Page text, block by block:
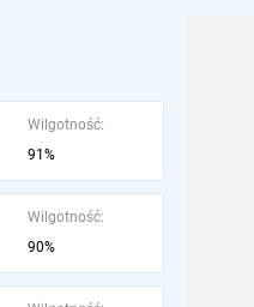
Wilgotność:
91%
Wilgotność:
90%